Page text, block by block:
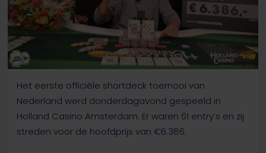
Het eerste officiële shortdeck toernooi van
Nederland werd donderdagavond gespeeld in
Holland Casino Amsterdam. Er waren 61 entry’s en zij
streden voor de hoofdprijs van €6.386.